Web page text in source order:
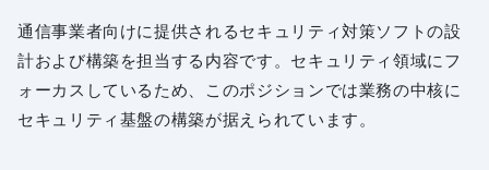
通信事業者向けに提供されるセキュリティ対策ソフトの設
計および構築を担当する内容です。セキュリティ領域にフ
ォーカスしているため、このポジションでは業務の中核に
セキュリティ基盤の構築が据えられています。